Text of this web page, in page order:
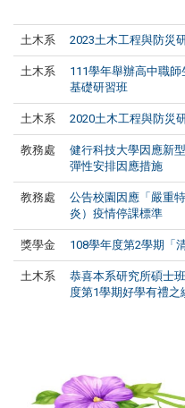
土木系 2023土木工程與防災
土木系
111學年舉辦高中職師
基礎研習班
土木系 2020土木工程與防災
教務處
健行科技大學因應新
彈性安排因應措施
教務處
公告校園因應「嚴重
炎）疫情停課標準
獎學金 108學年度第2學期「
土木系
恭喜本系研究所碩士
度第1學期好學有禮之